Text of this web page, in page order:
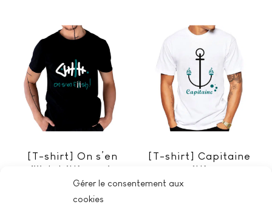
Gérer le consentement aux
cookies
a
plusieurs
variations.
Les
options
peuvent
être
sur
la
page
a
plusieurs
variations.
Les
options
peuvent
être
sur
[T-shirt] On s’en
fiiish ! (H) – noir
30,00€
[T-shirt] Capitaine
(H)